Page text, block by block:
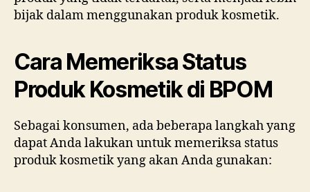
bijak dalam menggunakan produk kosmetik.
Cara Memeriksa Status
Produk Kosmetik di BPOM
Sebagai konsumen, ada beberapa langkah yang
dapat Anda lakukan untuk memeriksa status
produk kosmetik yang akan Anda gunakan: